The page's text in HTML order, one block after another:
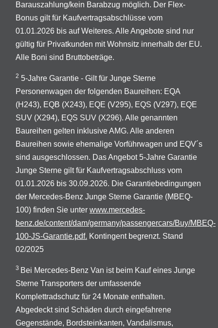
Barauszahlung/kein Barabzug möglich. Der Flex-
Bonus gilt für Kaufvertragsabschlüsse vom
01.01.2026 bis auf Weiteres. Alle Angebote sind nur
gültig für Privatkunden mit Wohnsitz innerhalb der EU.
Alle Boni sind Bruttobeträge.
2 5-Jahre Garantie - Gilt für Junge Sterne
Personenwagen der folgenden Baureihen: EQA
(H243), EQB (X243), EQE (V295), EQS (V297), EQE
SUV (X294), EQS SUV (X296). Alle genannten
Baureihen gelten inklusive AMG. Alle anderen
Baureihen sowie ehemalige Vorführwagen und EQV´s
sind ausgeschlossen. Das Angebot 5-Jahre Garantie
Junge Sterne gilt für Kaufvertragsabschluss vom
01.01.2026 bis 30.09.2026. Die Garantiebedingungen
der Mercedes-Benz Junge Sterne Garantie (MBEQ-
100) finden Sie unter www.mercedes-
benz.de/content/dam/germany/passengercars/Buy/MBEQ-
100-JS-Garantie.pdf. Kontingent begrenzt. Stand
02/2025
3 Bei Mercedes-Benz Van ist beim Kauf eines Junge
Sterne Transporters der umfassende
Komplettradschutz für 24 Monate enthalten.
Abgedeckt sind Schäden durch eingefahrene
Gegenstände, Bordsteinkanten, Vandalismus,